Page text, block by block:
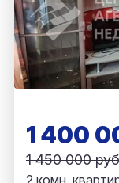
1 400
1 450 000
2 комн.